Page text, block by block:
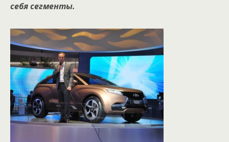
себя сегменты.